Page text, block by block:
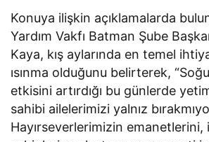
Konuya ilişkin açıklamalarda
Yardım Vakfı Batman Şube
Kaya, kış aylarında en temel
ısınma olduğunu belirterek,
etkisini artırdığı bu günlerde
sahibi ailelerimizi yalnız
Hayırseverlerimizin emanetlerini,